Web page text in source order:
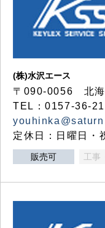
(株)水沢エース
〒090-0056 北海
TEL：0157-36-
定休日：日曜日・
販売可 工事